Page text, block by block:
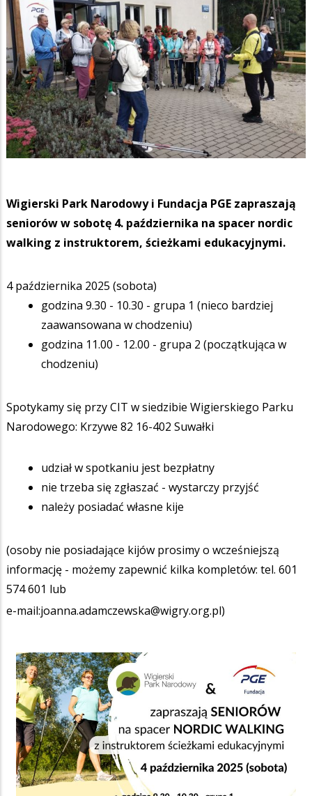
Wigierski Park Narodowy i Fundacja PGE zapraszają
seniorów w sobotę 4. października na spacer nordic
walking z instruktorem, ścieżkami edukacyjnymi.
4 października 2025 (sobota)
godzina 9.30 - 10.30 - grupa 1 (nieco bardziej
zaawansowana w chodzeniu)
godzina 11.00 - 12.00 - grupa 2 (początkująca w
chodzeniu)
Spotykamy się przy CIT w siedzibie Wigierskiego Parku
Narodowego: Krzywe 82 16-402 Suwałki
udział w spotkaniu jest bezpłatny
nie trzeba się zgłaszać - wystarczy przyjść
należy posiadać własne kije
(osoby nie posiadające kijów prosimy o wcześniejszą
informację - możemy zapewnić kilka kompletów: tel. 601
574 601 lub
e-mail:joanna.adamczewska@wigry.org.pl)